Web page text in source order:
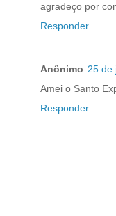
agradeço por
Responder
Anônimo 25 de
Amei o Santo
Responder